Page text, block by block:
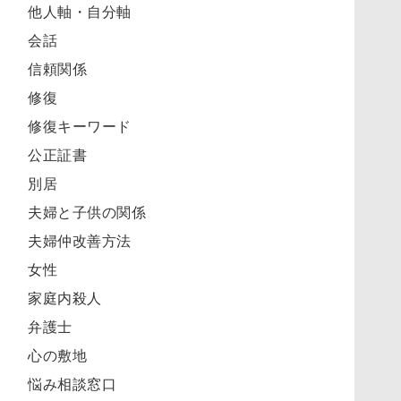
他人軸・自分軸
会話
信頼関係
修復
修復キーワード
公正証書
別居
夫婦と子供の関係
夫婦仲改善方法
女性
家庭内殺人
弁護士
心の敷地
悩み相談窓口